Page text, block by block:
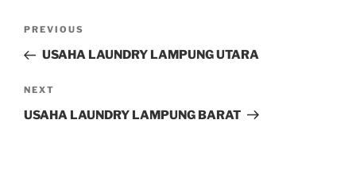
PREVIOUS
USAHA LAUNDRY LAMPUNG UTARA
NEXT
USAHA LAUNDRY LAMPUNG BARAT